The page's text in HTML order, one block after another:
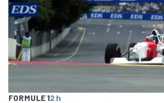
FORMULE 12 h